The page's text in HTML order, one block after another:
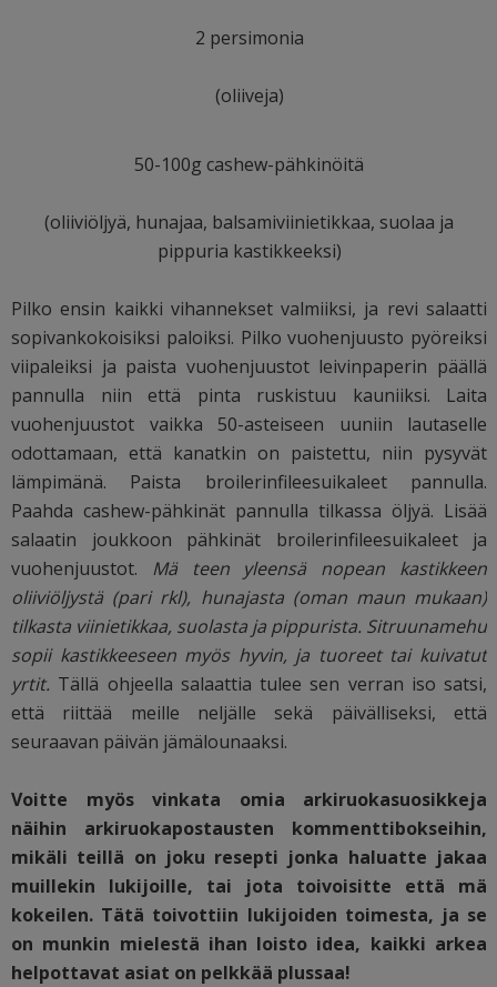
2 persimonia
(oliiveja)
50-100g cashew-pähkinöitä
(oliiviöljyä, hunajaa, balsamiviinietikkaa, suolaa ja
pippuria kastikkeeksi)
Pilko ensin kaikki vihannekset valmiiksi, ja revi salaatti
sopivankokoisiksi paloiksi. Pilko vuohenjuusto pyöreiksi
viipaleiksi ja paista vuohenjuustot leivinpaperin päällä
pannulla niin että pinta ruskistuu kauniiksi. Laita
vuohenjuustot vaikka 50-asteiseen uuniin lautaselle
odottamaan, että kanatkin on paistettu, niin pysyvät
lämpimänä. Paista broilerinfileesuikaleet pannulla.
Paahda cashew-pähkinät pannulla tilkassa öljyä. Lisää
salaatin joukkoon pähkinät broilerinfileesuikaleet ja
vuohenjuustot. Mä teen yleensä nopean kastikkeen
oliiviöljystä (pari rkl), hunajasta (oman maun mukaan)
tilkasta viinietikkaa, suolasta ja pippurista. Sitruunamehu
sopii kastikkeeseen myös hyvin, ja tuoreet tai kuivatut
yrtit. Tällä ohjeella salaattia tulee sen verran iso satsi,
että riittää meille neljälle sekä päivälliseksi, että
seuraavan päivän jämälounaaksi.
Voitte myös vinkata omia arkiruokasuosikkeja
näihin arkiruokapostausten kommenttibokseihin,
mikäli teillä on joku resepti jonka haluatte jakaa
muillekin lukijoille, tai jota toivoisitte että mä
kokeilen. Tätä toivottiin lukijoiden toimesta, ja se
on munkin mielestä ihan loisto idea, kaikki arkea
helpottavat asiat on pelkkää plussaa!